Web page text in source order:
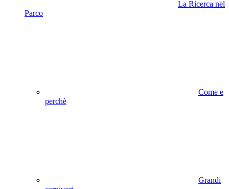
La Ricerca nel
Parco
Come e
perchè
Grandi